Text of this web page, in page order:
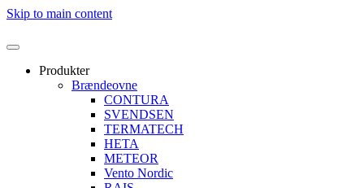
Skip to main content
Produkter
Brændeovne
CONTURA
SVENDSEN
TERMATECH
HETA
METEOR
Vento Nordic